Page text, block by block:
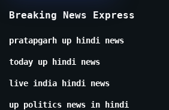
Breaking News Express
pratapgarh up hindi news
today up hindi news
live india hindi news
up politics news in hindi